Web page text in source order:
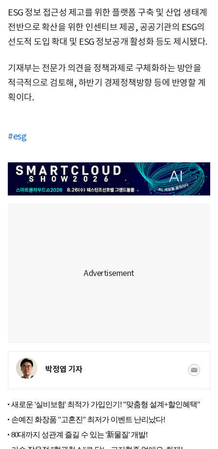
ESG 정보 접근성 제고를 위한 플랫폼 구축 및 산업 생태계
전반으로 확산을 위한 인센티브 제공, 공공기관의 ESG의
선도적 도입 확대 및 ESG 정보공개 활성화 등도 제시됐다.
기재부는 전문가 의견을 정책과제로 구체화하는 방안을
적극적으로 검토해, 하반기 경제정책방향 등에 반영할 계
획이다.
#esg
박정엽 기자